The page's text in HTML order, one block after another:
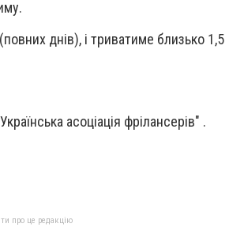
днів), і триватиме близько 1,5
асоціація фрілансерів" .
про це редакцію